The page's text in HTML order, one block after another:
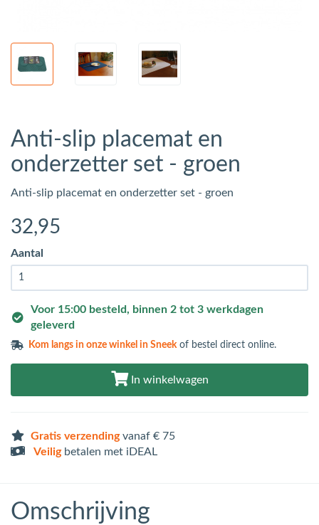
Anti-slip placemat en
onderzetter set - groen
Anti-slip placemat en onderzetter set - groen
32,95
Aantal
Voor 15:00 besteld, binnen 2 tot 3 werkdagen
geleverd
Kom langs inonze winkel in Sneek of bestel direct online.
In winkelwagen
Gratis verzendingvanaf € 75
Veiligbetalen met iDEAL
Omschrijving